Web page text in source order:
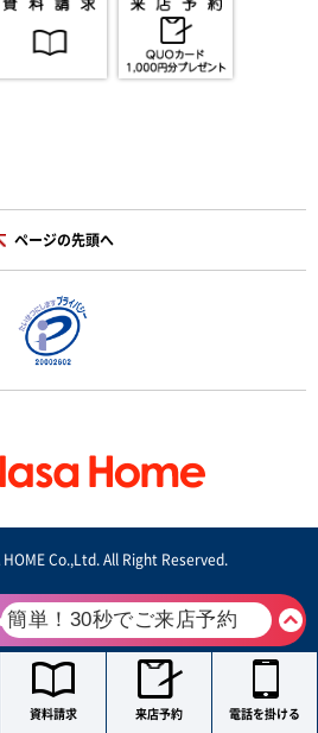
ページの先頭へ
Co.,Ltd. All Right Reserved.
資料請求 来店予約 電話を掛ける